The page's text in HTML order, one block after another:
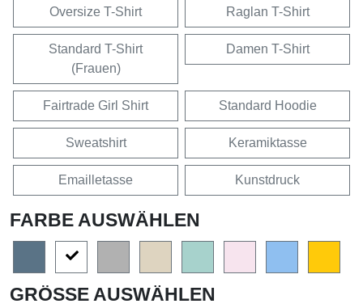
Oversize T-Shirt Raglan T-Shirt
Standard T-Shirt
(Frauen)
Damen T-Shirt
Fairtrade Girl Shirt Standard Hoodie
Sweatshirt Keramiktasse
Emailletasse Kunstdruck
FARBE AUSWÄHLEN
GRÖSSE AUSWÄHLEN